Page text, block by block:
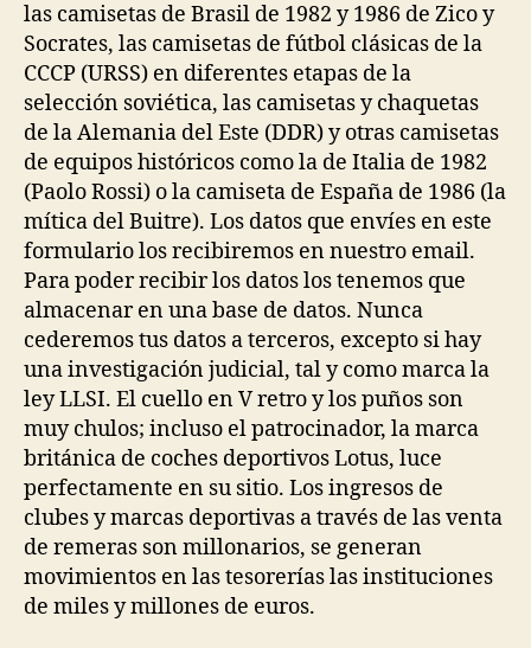
las camisetas de Brasil de 1982 y 1986 de Zico y
Socrates, las camisetas de fútbol clásicas de la
CCCP (URSS) en diferentes etapas de la
selección soviética, las camisetas y chaquetas
de la Alemania del Este (DDR) y otras camisetas
de equipos históricos como la de Italia de 1982
(Paolo Rossi) o la camiseta de España de 1986 (la
mítica del Buitre). Los datos que envíes en este
formulario los recibiremos en nuestro email.
Para poder recibir los datos los tenemos que
almacenar en una base de datos. Nunca
cederemos tus datos a terceros, excepto si hay
una investigación judicial, tal y como marca la
ley LLSI. El cuello en V retro y los puños son
muy chulos; incluso el patrocinador, la marca
británica de coches deportivos Lotus, luce
perfectamente en su sitio. Los ingresos de
clubes y marcas deportivas a través de las venta
de remeras son millonarios, se generan
movimientos en las tesorerías las instituciones
de miles y millones de euros.